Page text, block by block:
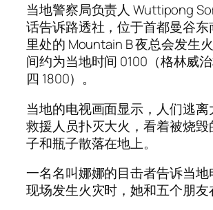
当地警察局负责人 Wuttipong
话告诉路透社，位于首都曼谷东
里处的 Mountain B 夜总会发生
间约为当地时间 0100（格林威
四 1800）。
当地的电视画面显示，人们逃离
救援人员扑灭大火，看着被烧毁
子和瓶子散落在地上。
一名名叫娜娜的目击者告诉当地
现场发生火灾时，她和五个朋友